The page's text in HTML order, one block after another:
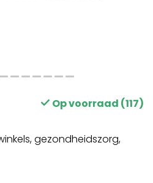
Op voorraad (117)
gezondheidszorg,